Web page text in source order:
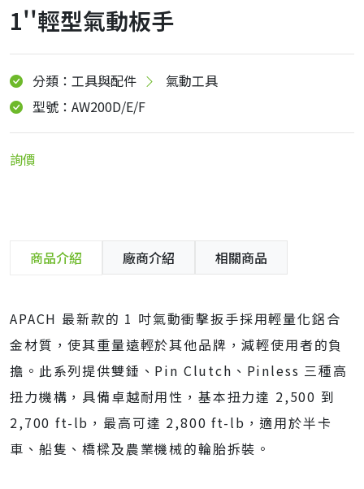
1''輕型氣動板手
分類：工具與配件
氣動工具
型號：AW200D/E/F
詢價
商品介紹 廠商介紹 相關商品
APACH 最新款的 1 吋氣動衝擊扳手採用輕量化鋁合
金材質，使其重量遠輕於其他品牌，減輕使用者的負
擔。此系列提供雙錘、Pin Clutch、Pinless 三種高
扭力機構，具備卓越耐用性，基本扭力達 2,500 到
2,700 ft-lb，最高可達 2,800 ft-lb，適用於半卡
車、船隻、橋樑及農業機械的輪胎拆裝。